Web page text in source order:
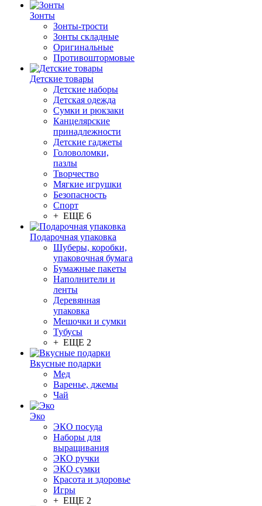
Зонты
Зонты-трости
Зонты складные
Оригинальные
Противоштормовые
Детские товары
Детские наборы
Детская одежда
Сумки и рюкзаки
Канцелярские
принадлежности
Детские гаджеты
Головоломки,
пазлы
Творчество
Мягкие игрушки
Безопасность
Спорт
+ ЕЩЕ 6
Подарочная упаковка
Шуберы, коробки,
упаковочная бумага
Бумажные пакеты
Наполнители и
ленты
Деревянная
упаковка
Мешочки и сумки
Тубусы
+ ЕЩЕ 2
Вкусные подарки
Мед
Варенье, джемы
Чай
Эко
ЭКО посуда
Наборы для
выращивания
ЭКО ручки
ЭКО сумки
Красота и здоровье
Игры
+ ЕЩЕ 2